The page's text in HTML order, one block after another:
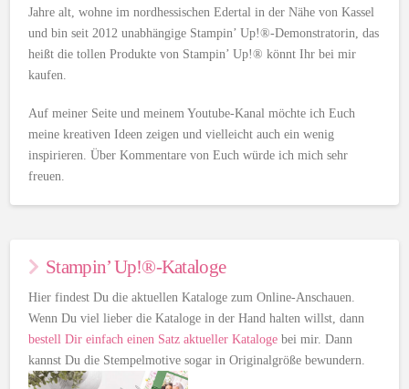
Jahre alt, wohne im nordhessischen Edertal in der Nähe von Kassel
und bin seit 2012 unabhängige Stampin’ Up!®-Demonstratorin, das
heißt die tollen Produkte von Stampin’ Up!® könnt Ihr bei mir
kaufen.
Auf meiner Seite und meinem Youtube-Kanal möchte ich Euch
meine kreativen Ideen zeigen und vielleicht auch ein wenig
inspirieren. Über Kommentare von Euch würde ich mich sehr
freuen.
Stampin’ Up!®-Kataloge
Hier findest Du die aktuellen Kataloge zum Online-Anschauen.
Wenn Du viel lieber die Kataloge in der Hand halten willst, dann
bestell Dir einfach einen Satz aktueller Kataloge bei mir. Dann
kannst Du die Stempelmotive sogar in Originalgröße bewundern.